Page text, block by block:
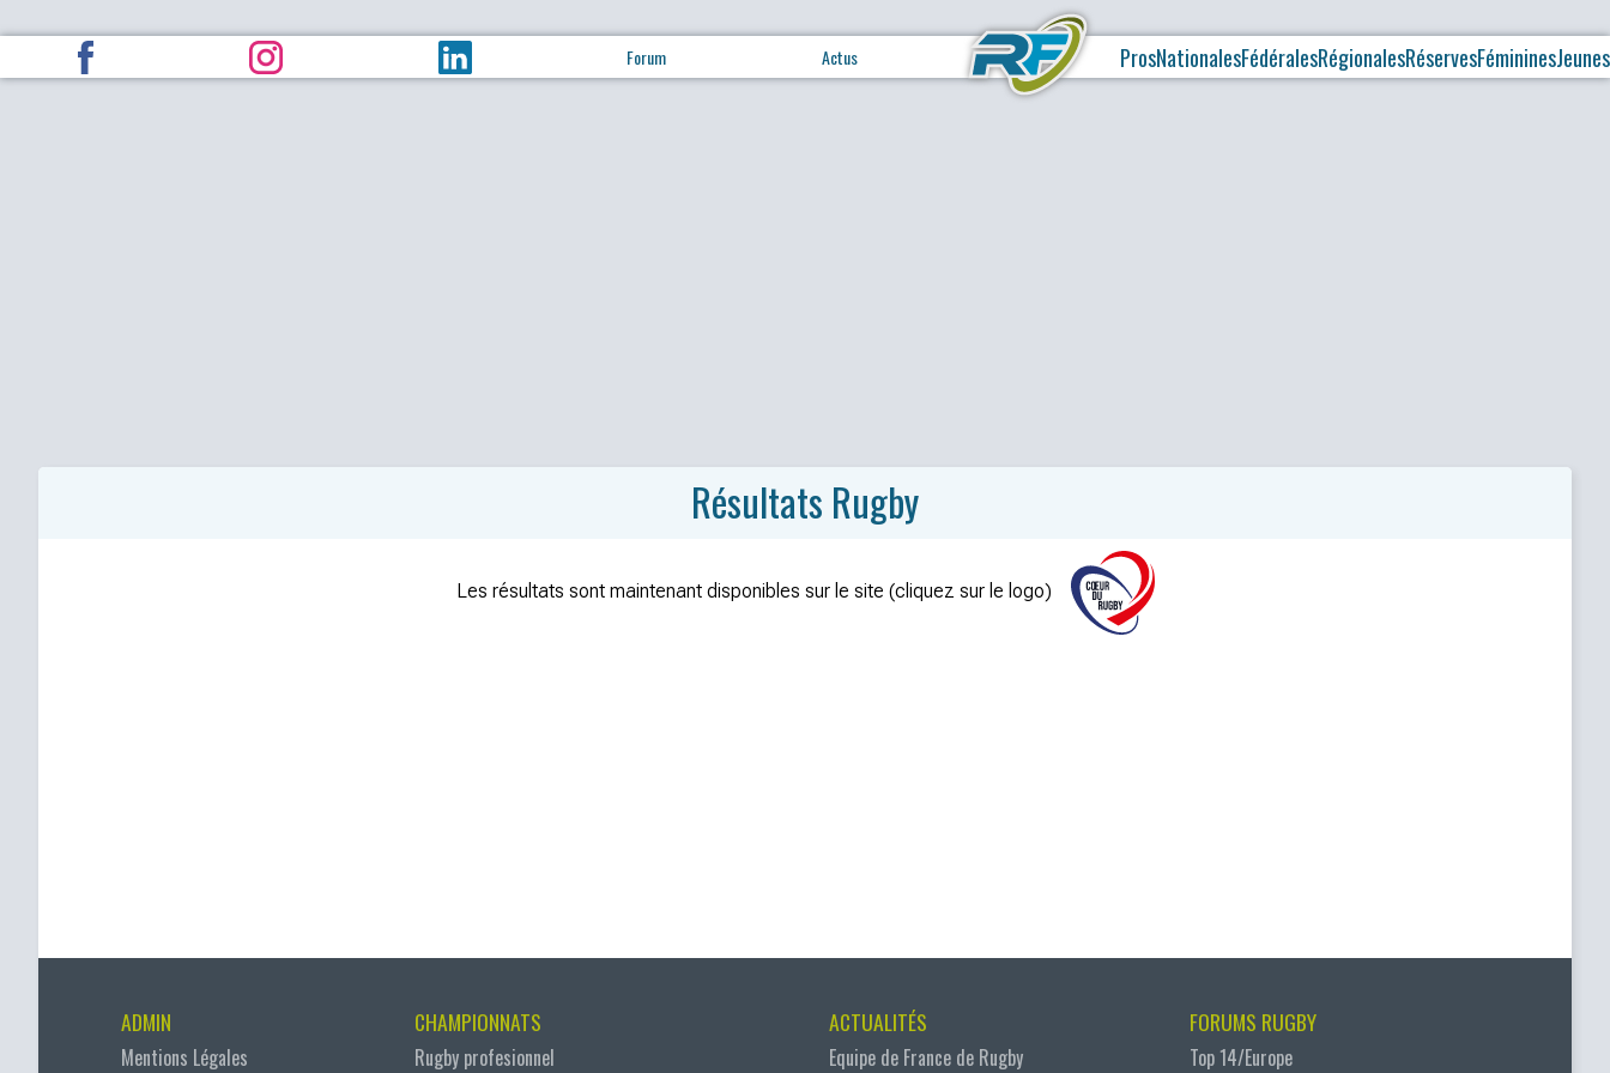
Forum Actus ProsNationalesFédéralesRégionalesRéservesFémininesJeunes
Résultats Rugby
Les résultats sont maintenant disponibles sur le site (cliquez sur le logo)
ADMIN
Mentions Légales
CHAMPIONNATS
Rugby profesionnel
ACTUALITÉS
Equipe de France de Rugby
FORUMS RUGBY
Top 14/Europe